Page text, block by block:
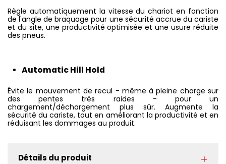
Règle automatiquement la vitesse du chariot en fonction
de l'angle de braquage pour une sécurité accrue du cariste
et du site, une productivité optimisée et une usure réduite
des pneus.
Automatic Hill Hold
Évite le mouvement de recul - même à pleine charge sur
des pentes très raides - pour un
chargement/déchargement plus sûr. Augmente la
sécurité du cariste, tout en améliorant la productivité et en
réduisant les dommages au produit.
Détails du produit